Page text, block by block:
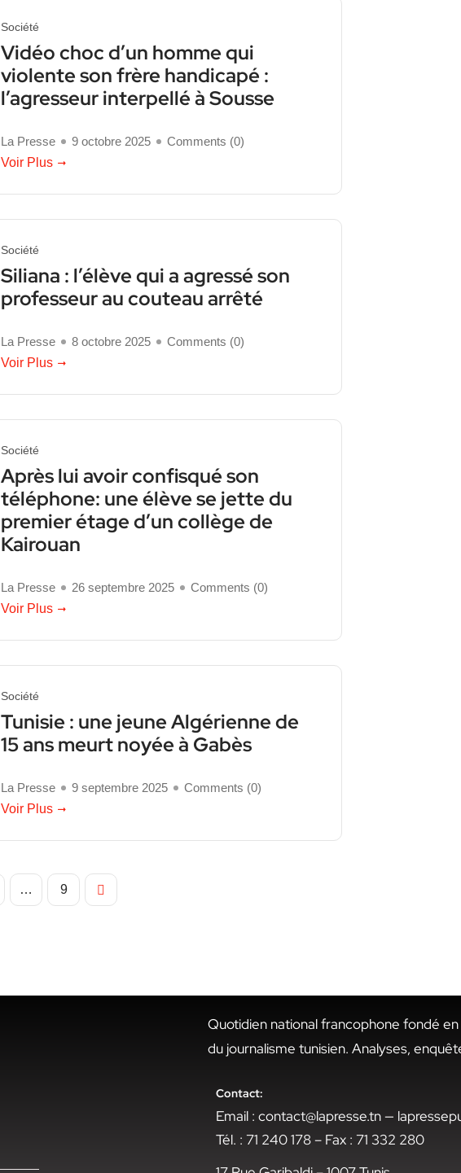
Société
Vidéo choc d’un homme qui
violente son frère handicapé :
l’agresseur interpellé à Sousse
La Presse 9 octobre 2025 Comments (0)
Voir Plus
Société
Siliana : l’élève qui a agressé son
professeur au couteau arrêté
La Presse 8 octobre 2025 Comments (0)
Voir Plus
Société
Après lui avoir confisqué son
téléphone: une élève se jette du
premier étage d’un collège de
Kairouan
La Presse 26 septembre 2025 Comments (0)
Voir Plus
Société
Tunisie : une jeune Algérienne de
15 ans meurt noyée à Gabès
La Presse 9 septembre 2025 Comments (0)
Voir Plus
… 9
Quotidien national francophone fondé
du journalisme tunisien. Analyses,
Contact:
Email : contact@lapresse.tn —
Tél. : 71 240 178 – Fax : 71 332 280